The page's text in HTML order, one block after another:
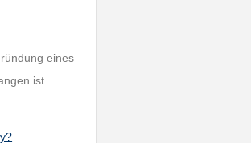
eines
ist